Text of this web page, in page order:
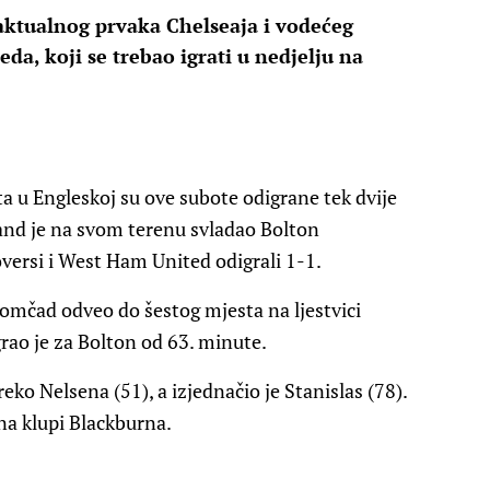
prvaka Chelseaja i vodećeg
koji se trebao igrati u nedjelju na
u Engleskoj su ove subote odigrane tek dvije
je na svom terenu svladao Bolton
i West Ham United odigrali 1-1.
odveo do šestog mjesta na ljestvici
je za Bolton od 63. minute.
Nelsena (51), a izjednačio je Stanislas (78).
klupi Blackburna.